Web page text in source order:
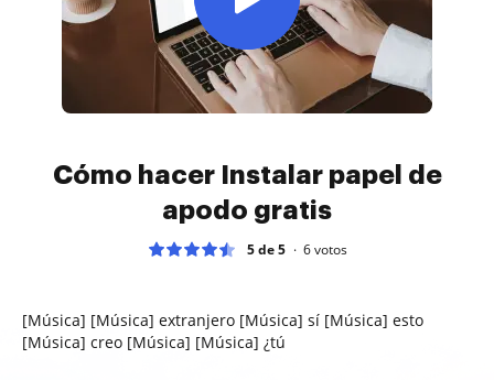
Cómo hacer Instalar papel de
apodo gratis
5 de 5 6votos
[Música] [Música] extranjero [Música] sí [Música] esto
[Música] creo [Música] [Música] ¿tú